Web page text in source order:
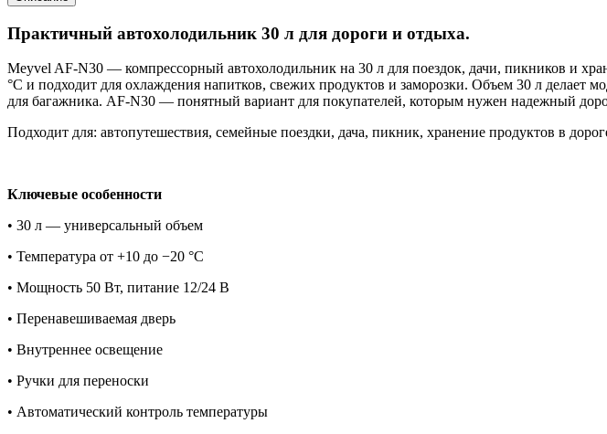
Практичный автохолодильник 30 л для дороги и отдыха.
Meyvel AF-N30 — компрессорный автохолодильник на 30 л для поездок, дачи, пикников и
°C и подходит для охлаждения напитков, свежих продуктов и заморозки. Объем 30 л делает
для багажника. AF-N30 — понятный вариант для покупателей, которым нужен надежный
Подходит для: автопутешествия, семейные поездки, дача, пикник, хранение продуктов в
Ключевые особенности
• 30 л — универсальный объем
• Температура от +10 до −20 °C
• Мощность 50 Вт, питание 12/24 В
• Перенавешиваемая дверь
• Внутреннее освещение
• Ручки для переноски
• Автоматический контроль температуры